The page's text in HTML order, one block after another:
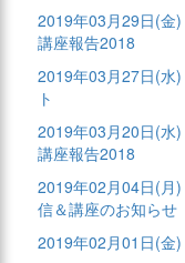
2019年03月29日(金)
講座報告2018
2019年03月27日(水)
ト
2019年03月20日(水)
講座報告2018
2019年02月04日(月)
信＆講座のお知らせ
2019年02月01日(金)